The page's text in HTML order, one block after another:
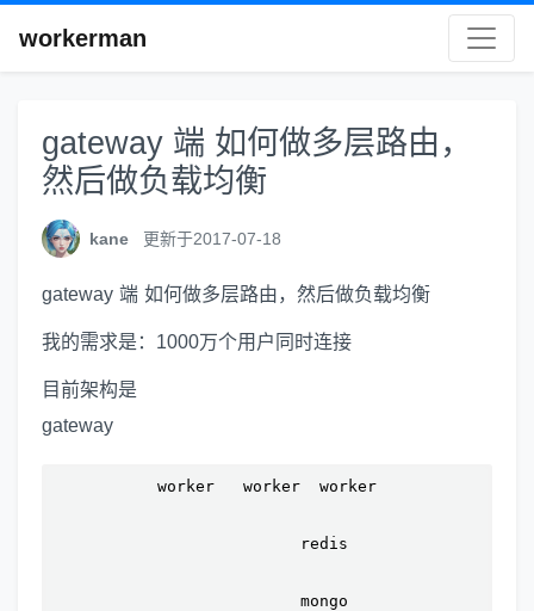
workerman
gateway 端 如何做多层路由，
然后做负载均衡
kane 更新于2017-07-18
gateway 端 如何做多层路由，然后做负载均衡
我的需求是：1000万个用户同时连接
目前架构是
gateway
           worker   worker  worker
                          redis
                          mongo